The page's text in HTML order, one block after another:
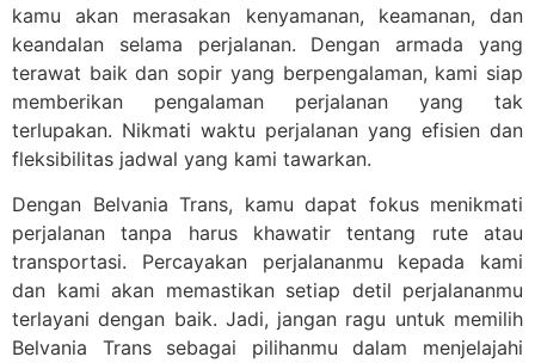
kamu akan merasakan kenyamanan, keamanan, dan
keandalan selama perjalanan. Dengan armada yang
terawat baik dan sopir yang berpengalaman, kami siap
memberikan pengalaman perjalanan yang tak
terlupakan. Nikmati waktu perjalanan yang efisien dan
fleksibilitas jadwal yang kami tawarkan.
Dengan Belvania Trans, kamu dapat fokus menikmati
perjalanan tanpa harus khawatir tentang rute atau
transportasi. Percayakan perjalananmu kepada kami
dan kami akan memastikan setiap detil perjalananmu
terlayani dengan baik. Jadi, jangan ragu untuk memilih
Belvania Trans sebagai pilihanmu dalam menjelajahi